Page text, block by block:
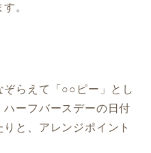
。
らえて「○○ピー」とし
ーフバースデーの日付
と、アレンジポイント